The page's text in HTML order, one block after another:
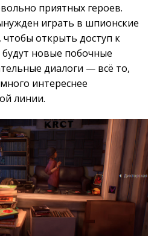
приятных героев.
играть в шпионские
чтобы открыть доступ к
новые побочные
диалоги — всё то,
интереснее
линии.